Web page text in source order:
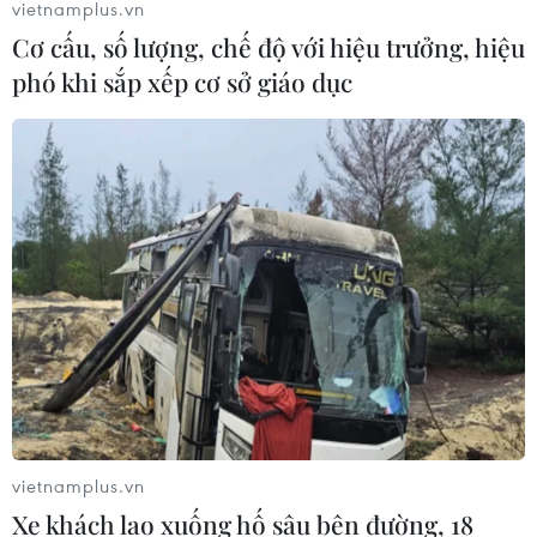
rừng tại Vườn Quốc gia Núi Bromo
07/08/2026 10:56
Sri Lanka triển khai quân đội sau làn
sóng vượt ngục bất thành
07/08/2026 10:35
Thụy Sĩ khó đạt mục tiêu giảm phát
thải khí nhà kính vào năm 2030
07/08/2026 09:42
Bão Dolphin càn quét các đảo miền
vietnamplus.vn
Cơ cấu, số lượng, chế độ với hiệu trưởng, hiệu
phó khi sắp xếp cơ sở giáo dục
vietnamplus.vn
Xe khách lao xuống hố sâu bên đường, 18